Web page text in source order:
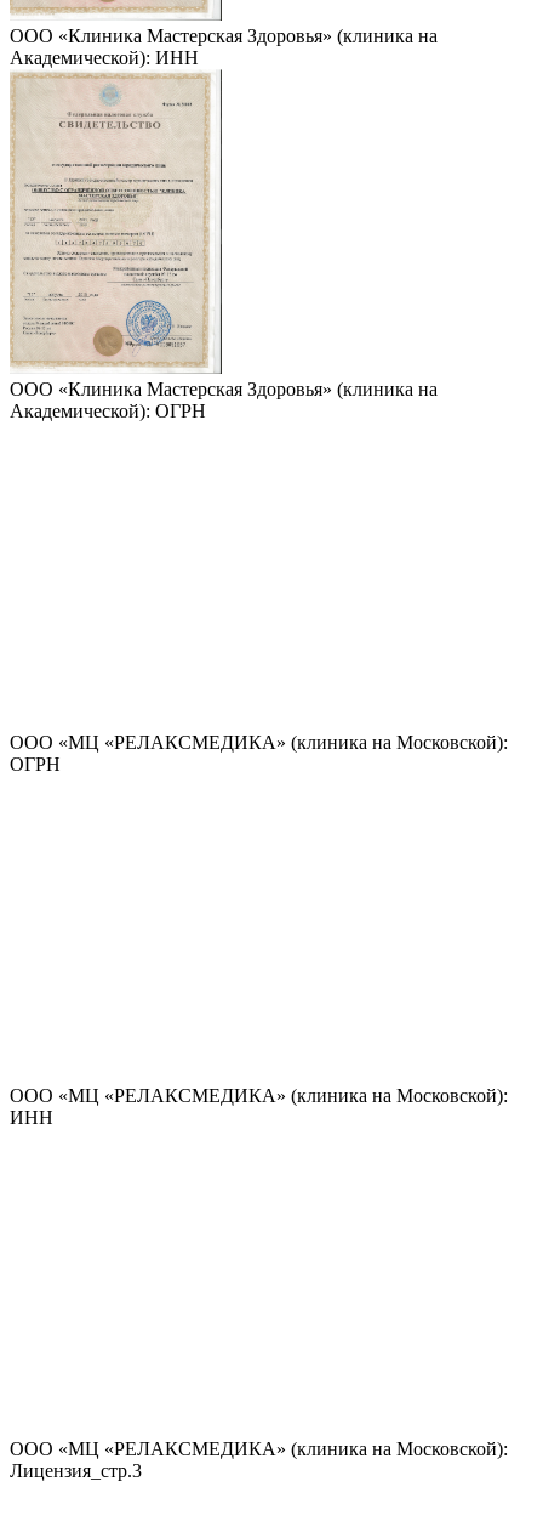
ООО «Клиника Мастерская Здоровья» (клиника на
Академической): ИНН
ООО «Клиника Мастерская Здоровья» (клиника на
Академической): ОГРН
ООО «МЦ «РЕЛАКСМЕДИКА» (клиника на Московской):
ОГРН
ООО «МЦ «РЕЛАКСМЕДИКА» (клиника на Московской):
ИНН
ООО «МЦ «РЕЛАКСМЕДИКА» (клиника на Московской):
Лицензия_стр.3